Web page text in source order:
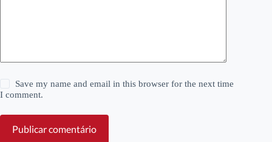
Save my name and email in this browser for the next time
I comment.
Publicar comentário